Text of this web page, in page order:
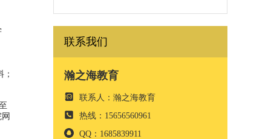
联系我们
瀚之海教育
联系人：瀚之海教育
热线：15656560961
QQ：1685839911